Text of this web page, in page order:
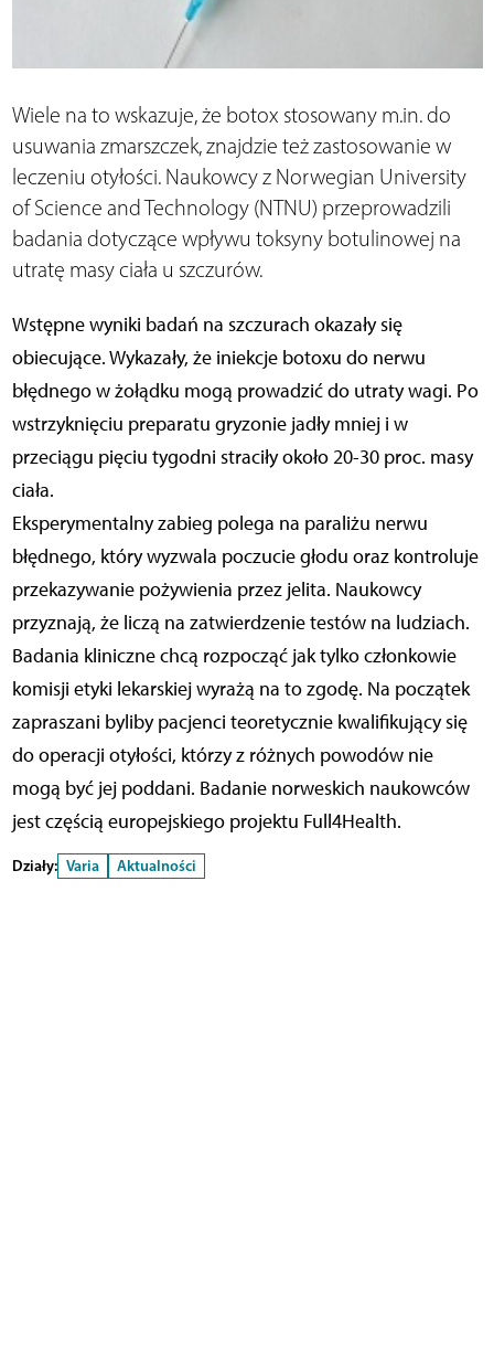
Wiele na to wskazuje, że botox stosowany m.in. do
usuwania zmarszczek, znajdzie też zastosowanie w
leczeniu otyłości. Naukowcy z Norwegian University
of Science and Technology (NTNU) przeprowadzili
badania dotyczące wpływu toksyny botulinowej na
utratę masy ciała u szczurów.
Wstępne wyniki badań na szczurach okazały się
obiecujące. Wykazały, że iniekcje botoxu do nerwu
błędnego w żołądku mogą prowadzić do utraty wagi. Po
wstrzyknięciu preparatu gryzonie jadły mniej i w
przeciągu pięciu tygodni straciły około 20-30 proc. masy
ciała.
Eksperymentalny zabieg polega na paraliżu nerwu
błędnego, który wyzwala poczucie głodu oraz kontroluje
przekazywanie pożywienia przez jelita. Naukowcy
przyznają, że liczą na zatwierdzenie testów na ludziach.
Badania kliniczne chcą rozpocząć jak tylko członkowie
komisji etyki lekarskiej wyrażą na to zgodę. Na początek
zapraszani byliby pacjenci teoretycznie kwalifikujący się
do operacji otyłości, którzy z różnych powodów nie
mogą być jej poddani. Badanie norweskich naukowców
jest częścią europejskiego projektu Full4Health.
Działy: Varia Aktualności